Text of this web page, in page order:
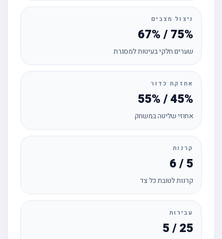
ניצול מצבים
67% / 75%
שערים חלקי בעיטות למסגרת
אחזקת כדור
55% / 45%
אחוזי שליטה במשחק
קרנות
6 / 5
קרנות לטובת כל צד
עבירות
5 / 25